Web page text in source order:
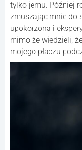
tylko jemu. Później
zmuszając mnie do
upokorzona i
mimo że wiedzieli,
mojego płaczu